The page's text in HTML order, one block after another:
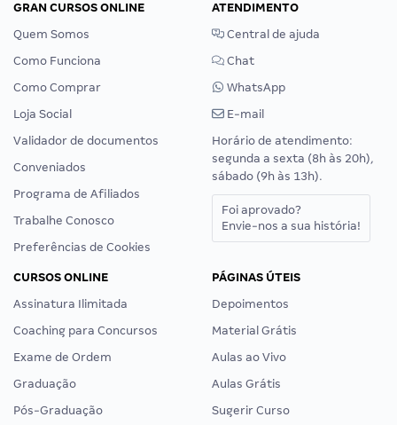
GRAN CURSOS ONLINE
Quem Somos
Como Funciona
Como Comprar
Loja Social
Validador de documentos
Conveniados
Programa de Afiliados
Trabalhe Conosco
Preferências de Cookies
ATENDIMENTO
Central de ajuda
Chat
WhatsApp
E-mail
Horário de atendimento:
segunda a sexta (8h às 20h),
sábado (9h às 13h).
Foi aprovado?
Envie-nos a sua história!
CURSOS ONLINE
Assinatura Ilimitada
Coaching para Concursos
Exame de Ordem
Graduação
Pós-Graduação
PÁGINAS ÚTEIS
Depoimentos
Material Grátis
Aulas ao Vivo
Aulas Grátis
Sugerir Curso